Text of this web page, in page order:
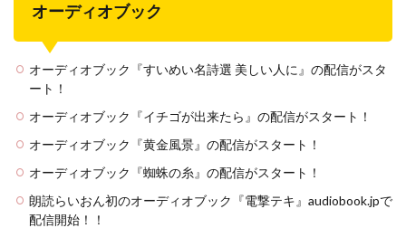
オーディオブック
オーディオブック『すいめい名詩選 美しい人に』の配信がスタ
ート！
オーディオブック『イチゴが出来たら』の配信がスタート！
オーディオブック『黄金風景』の配信がスタート！
オーディオブック『蜘蛛の糸』の配信がスタート！
朗読らいおん初のオーディオブック『電撃テキ』audiobook.jpで
配信開始！！